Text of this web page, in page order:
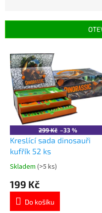
r
V
299 Kč –33 %
Kreslící sada dinosauři
kufřík 52 ks
Průměrné
produktu
5,0
Skladem (>5 ks)
199 Kč
Do košíku